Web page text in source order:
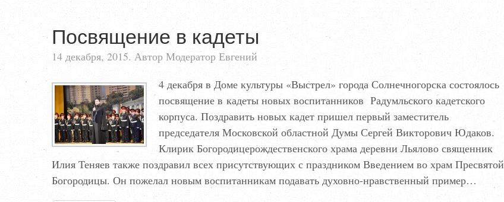
Посвящение в кадеты
14 декабря, 2015. Автор Модератор Евгений
4 декабря в Доме культуры «Выстрел» города Солнечногорска состоялось
посвящение в кадеты новых воспитанников Радумльского кадетского
корпуса. Поздравить новых кадет пришел первый заместитель
председателя Московской областной Думы Сергей Викторович Юдаков.
Клирик Богородицерождественского храма деревни Льялово священник
Илия Теняев также поздравил всех присутствующих с праздником Введением во храм Пресвятой
Богородицы. Он пожелал новым воспитанникам подавать духовно-нравственный пример…